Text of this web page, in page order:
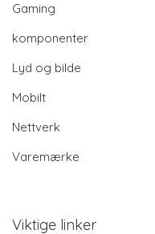
Gaming
komponenter
Lyd og bilde
Mobilt
Nettverk
Varemærke
Viktige linker